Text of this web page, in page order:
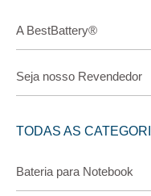
A BestBattery®
Seja nosso Revendedor
TODAS AS
Bateria para Notebook